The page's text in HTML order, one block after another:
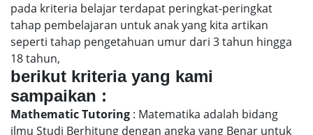
pada kriteria belajar terdapat peringkat-peringkat
tahap pembelajaran untuk anak yang kita artikan
seperti tahap pengetahuan umur dari 3 tahun hingga
18 tahun,
berikut kriteria yang kami
sampaikan :
Mathematic Tutoring : Matematika adalah bidang
ilmu Studi Berhitung dengan angka yang Benar untuk